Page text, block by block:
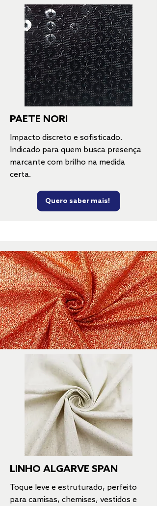
PAETE NORI
Impacto discreto e sofisticado.
Indicado para quem busca presença
marcante com brilho na medida
certa.
Quero saber mais!
LINHO ALGARVE SPAN
Toque leve e estruturado, perfeito
para camisas, chemises, vestidos e